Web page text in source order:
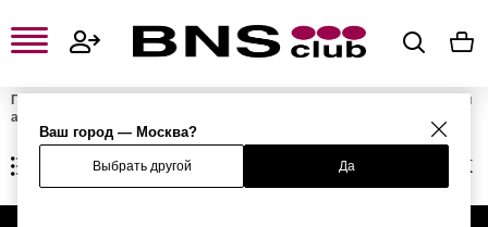
Ваш город — Москва?
Выбрать другой Да
Главная
Женские сумки и
аксессуары
ЖЕНСКИЕ АКСЕССУАРЫ ДЛЯ СУМОК